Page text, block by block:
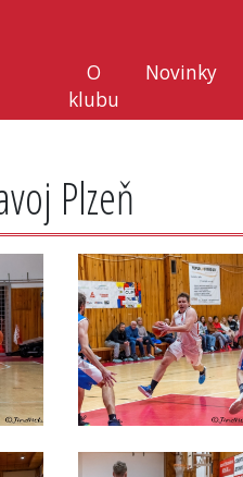
O
klubu
Novinky
Plzeň